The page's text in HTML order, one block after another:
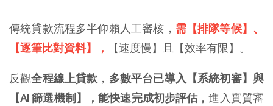
傳統貸款流程多半仰賴人工審核， 需【排隊等候】、
【逐筆比對資料】，
【速度慢】且【效率有限】。
反觀全程線上貸款 ， 多數平台已導入【系統初審】與
【AI 篩選機制】，能快速完成初步評估，進入實質審